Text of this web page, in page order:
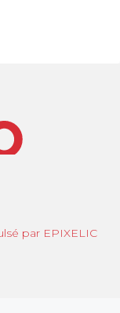
par EPIXELIC